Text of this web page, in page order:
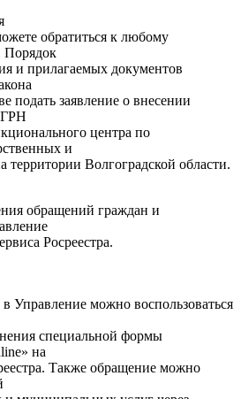
обратиться к любому
Порядок
и прилагаемых документов
подать заявление о внесении
центра по
и
Волгоградской области.
обращений граждан и
Росреестра.
Управление можно воспользоваться
специальной формы
на
Также обращение можно